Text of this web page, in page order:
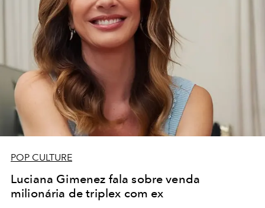
POP CULTURE
Luciana Gimenez fala sobre venda
milionária de triplex com ex